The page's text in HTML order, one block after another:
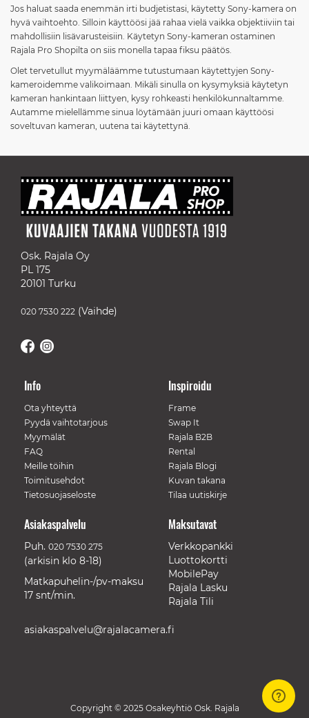
Jos haluat saada enemmän irti budjetistasi, käytetty Sony-kamera on
hyvä vaihtoehto. Silloin käyttöösi jää rahaa vielä vaikka objektiiviin tai
mahdollisiin lisävarusteisiin. Käytetyn Sony-kameran ostaminen
Rajala Pro Shopilta on siis monella tapaa fiksu päätös.
Olet tervetullut myymäläämme tutustumaan käytettyjen Sony-
kameroidemme valikoimaan. Mikäli sinulla on kysymyksiä käytetyn
kameran hankintaan liittyen, kysy rohkeasti henkilökunnaltamme.
Autamme mielellämme sinua löytämään juuri omaan käyttöösi
soveltuvan kameran, uutena tai käytettynä.
Osk. Rajala Oy
PL 175
20101 Turku
020 7530 222 (Vaihde)
Info
Ota yhteyttä
Pyydä vaihtotarjous
Myymälät
FAQ
Meille töihin
Toimitusehdot
Tietosuojaseloste
Inspiroidu
Frame
Swap It
Rajala B2B
Rental
Rajala Blogi
Kuvan takana
Tilaa uutiskirje
Maksutavat
Verkkopankki
Luottokortti
MobilePay
Rajala Lasku
Rajala Tili
Asiakaspalvelu
Puh. 020 7530 275
(arkisin klo 8-18)
Matkapuhelin-/pv-maksu
17 snt/min.
asiakaspalvelu@rajalacamera.fi
Copyright © 2025 Osakeyhtiö Osk. Rajala